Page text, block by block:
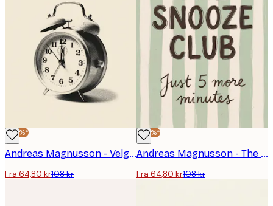
-40%*
Andreas Magnusson - Velg å Slumre Klokke Plakat
Fra 64,80 kr108 kr
-40%*
Andreas Magnusson - The Snooze Club Plakat
Fra 64,80 kr108 kr